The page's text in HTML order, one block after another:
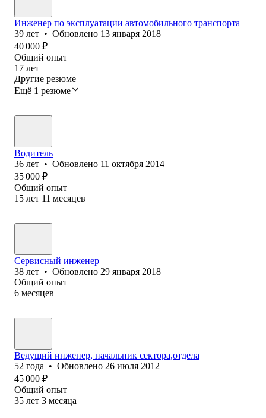
Инженер по эксплуатации автомобильного транспорта
39 лет • Обновлено 13 января 2018
40 000 ₽
Общий опыт
17 лет
Другие резюме
Ещё 1 резюме
Водитель
36 лет • Обновлено 11 октября 2014
35 000 ₽
Общий опыт
15 лет 11 месяцев
Сервисный инженер
38 лет • Обновлено 29 января 2018
Общий опыт
6 месяцев
Ведущий инженер, начальник сектора,отдела
52 года • Обновлено 26 июля 2012
45 000 ₽
Общий опыт
35 лет 3 месяца